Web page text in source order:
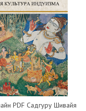
PDF Садгуру Шивайя